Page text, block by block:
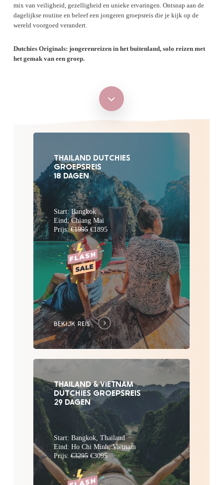
mix van veiligheid, gezelligheid en unieke ervaringen. Ontsnap aan de
dagelijkse routine en beleef een jongeren groepsreis die je kijk op de
wereld voorgoed verandert.
Dutchies Originals: jongerenreizen in het buitenland, solo reizen met
het gemak van een groep.
Navigate
next
section
THAILAND DUTCHIES
GROEPSREIS
18 DAGEN
Start: Bangkok
Eind: Chiang Mai
Prijs:€1995€1895
BEKIJK REIS
THAILAND & VIETNAM
DUTCHIES GROEPSREIS
29 DAGEN
Start: Bangkok, Thailand
Eind: Ho Chi Minh, Vietnam
Prijs:€3295€3095